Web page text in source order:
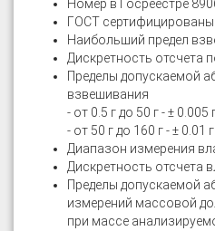
Номер в Госреестре
ГОСТ
Наибольший предел
Дискретность отсчета
Пределы допускаемой
взвешивания
- от 0.5 г до 50 г - ± 0.005
- от 50 г до 160 г - ± 0.01 г
Диапазон измерения
Дискретность отсчета
Пределы допускаемой
измерений массовой
при массе